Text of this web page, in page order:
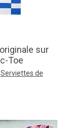
sur
Toe
Serviettes de